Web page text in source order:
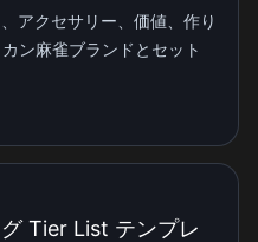
アクセサリー、価値、作り
ン麻雀ブランドとセット
Tier List テンプレ